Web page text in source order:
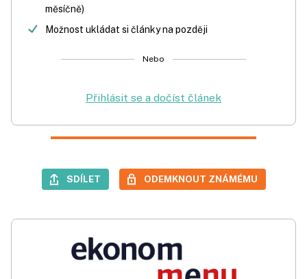
měsíčně)
Možnost ukládat si články na později
Nebo
Přihlásit se a dočíst článek
SDÍLET ODEMKNOUT ZNÁMÉMU